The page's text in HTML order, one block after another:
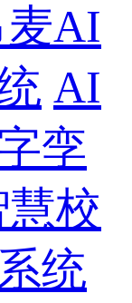
AI
AI
孪
校
统